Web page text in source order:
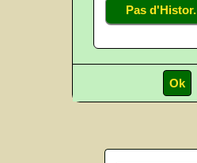
Pas d'Histor.